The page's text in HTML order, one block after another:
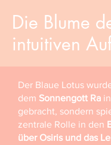
Die Blume
intuitiven
Der Blaue Lotus
dem Sonnengott Ra
gebracht, sondern
zentrale Rolle in den
über Osiris und das